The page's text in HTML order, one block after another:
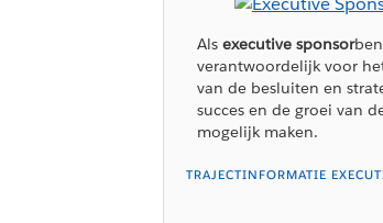
Als executive sponsor
verantwoordelijk voor
van de besluiten en
succes en de groei van
mogelijk maken.
TRAJECTINFORMATIE